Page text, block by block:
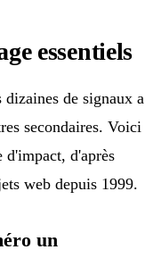
essentiels
de signaux a
secondaires. Voici
d'impact, d'après
web depuis 1999.
un